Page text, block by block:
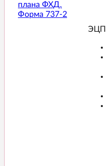
плана ФХД.
Форма 737-2
ЭЦП️